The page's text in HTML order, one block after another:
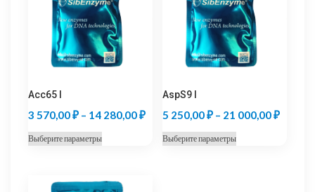
Acc65 I
3 570,00₽ – 14 280,00₽Диапазон
цен:
Выберите параметрыЭтот
несколько
AspS9 I
5 250,00₽ – 21 000,00₽
Выберите параметрыЭтот